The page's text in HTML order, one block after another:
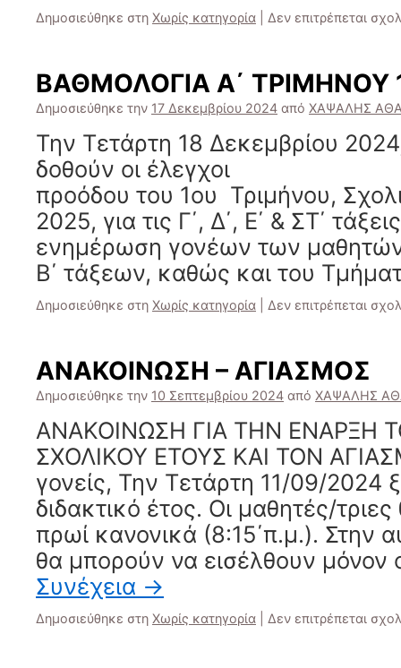
Δημοσιεύθηκε στη Χωρίς κατηγορία Δεν επιτρέπεται
ΒΑΘΜΟΛΟΓΙΑ Α΄ ΤΡΙΜΗΝΟΥ
Δημοσιεύθηκε την 17 Δεκεμβρίου 2024 από ΧΑΨΑΛΗΣ
Την Τετάρτη 18 Δεκεμβρίου
δοθούν οι έλεγχοι
προόδου του 1ου Τριμήνου,
2025, για τις Γ΄, Δ΄, Ε΄ & ΣΤ΄
ενημέρωση γονέων των
Β΄ τάξεων, καθώς και του
Δημοσιεύθηκε στη Χωρίς κατηγορία Δεν επιτρέπεται
ΑΝΑΚΟΙΝΩΣΗ – ΑΓΙΑΣΜΟΣ
Δημοσιεύθηκε την 10 Σεπτεμβρίου 2024 από ΧΑΨΑΛΗΣ
ΑΝΑΚΟΙΝΩΣΗ ΓΙΑ ΤΗΝ ΕΝΑΡΞΗ
ΣΧΟΛΙΚΟΥ ΕΤΟΥΣ ΚΑΙ ΤΟΝ
γονείς, Την Τετάρτη 11/09/2024
διδακτικό έτος. Οι μαθητές/
πρωί κανονικά (8:15΄π.μ.). Στην
θα μπορούν να εισέλθουν μόνον
Συνέχεια →
Δημοσιεύθηκε στη Χωρίς κατηγορία Δεν επιτρέπεται